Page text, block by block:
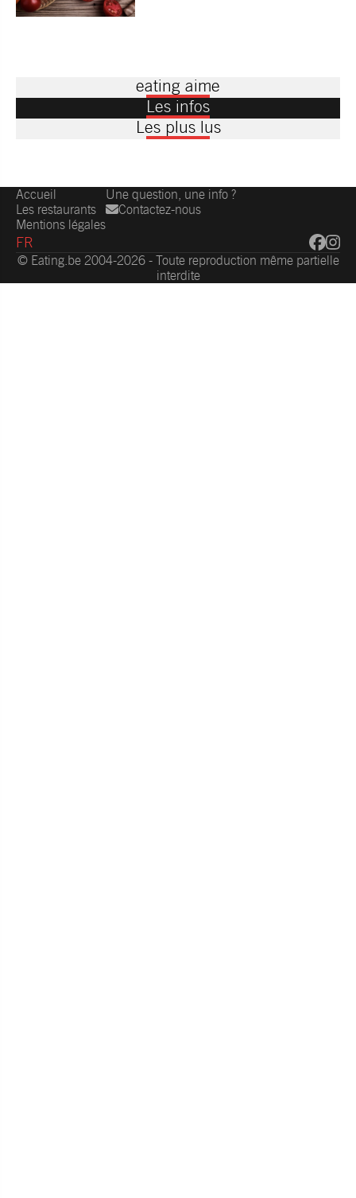
eating aime
Les infos
Les plus lus
Accueil
Les restaurants
Mentions légales
Une question, une info ?
Contactez-nous
FR
© Eating.be 2004-2026 - Toute reproduction même partielle
interdite